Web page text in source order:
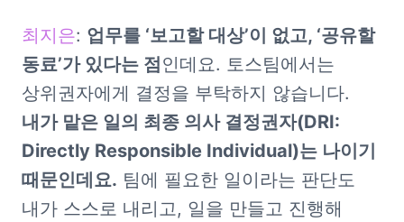
최지은: 업무를 ‘보고할 대상’이 없고, ‘공유할
동료’가 있다는 점 인데요. 토스팀에서는
내가 맡은 일의 최종 의사 결정권자(DRI:
Directly Responsible Individual)는 나이기
때문인데요. 팀에 필요한 일이라는 판단도
내가 스스로 내리고, 일을 만들고 진행해